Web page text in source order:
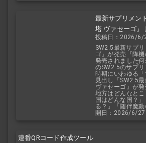
最新サプリメン
塔 ヴァセーゴ』
見！ 随伴魔動機
投稿日：2026/6/
SW2.5最新サプ
ゴ』が発売『降
発売されました
のSW2.5のサプ
時期にいわゆる
見出し「SW2.5
ヴァセーゴ』が
地方はどんなと
国はどんな国？
る？」「随伴魔
開日：2026/6/27
連番QRコード作成ツール